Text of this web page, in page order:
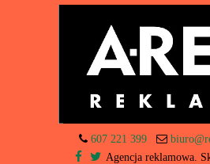
607 221 399
Agencja reklamowa.